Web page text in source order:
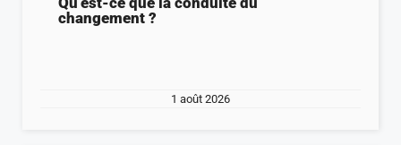
changement ?
1 août 2026